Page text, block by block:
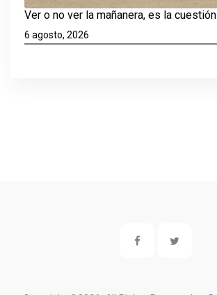
Ver o no ver la mañanera, es la cuestión
6 agosto, 2026